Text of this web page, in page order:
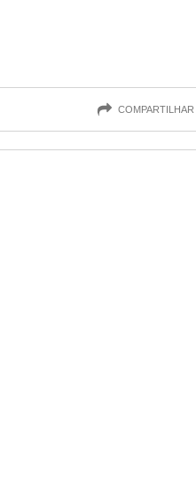
COMPARTILHAR